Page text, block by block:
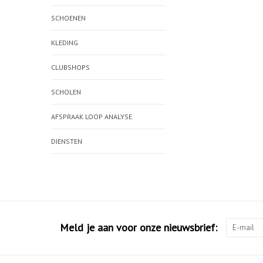
SCHOENEN
KLEDING
CLUBSHOPS
SCHOLEN
AFSPRAAK LOOP ANALYSE
DIENSTEN
Meld je aan voor onze nieuwsbrief: